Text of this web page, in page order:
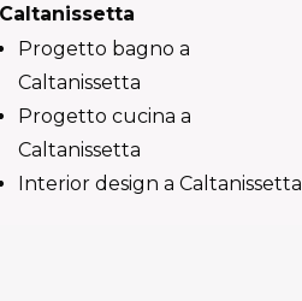
Caltanissetta
Progetto bagno a
Caltanissetta
Progetto cucina a
Caltanissetta
Interior design a Caltanissetta